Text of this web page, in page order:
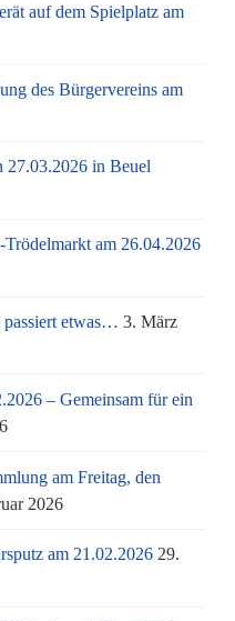
auf dem Spielplatz am
des Bürgervereins am
27.03.2026 in Beuel
am 26.04.2026
etwas… 3. März
– Gemeinsam für ein
am Freitag, den
2026
am 21.02.2026 29.